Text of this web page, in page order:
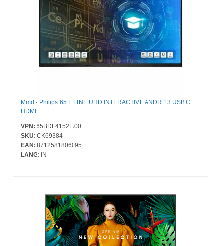
Mmd - Philips 65 E LINE UHD INTERACTIVE ANDR 13 USB C
HDMI
VPN: 65BDL4152E/00
SKU: CK69384
EAN: 8712581806095
LANG: IN